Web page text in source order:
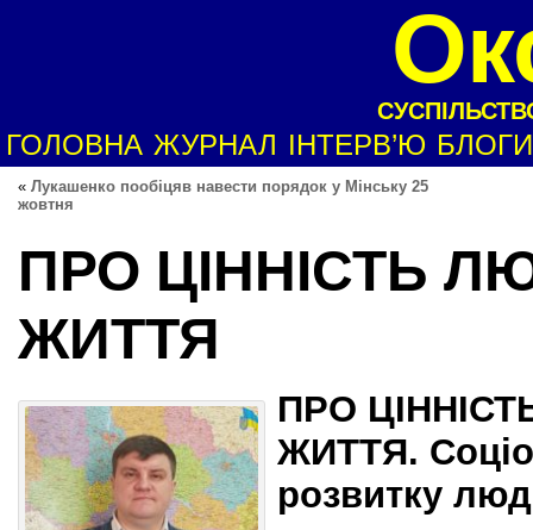
ГОЛОВНА ЖУРНАЛ ІНТЕРВ’Ю БЛОГИ
« Лукашенко пообіцяв навести порядок у Мінську 25
жовтня
ПРО ЦІННІСТЬ
ЖИТТЯ
ПРО Ц
ЖИТТЯ.
розвитку